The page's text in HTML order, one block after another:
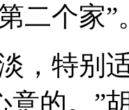
二个家”
特别适
意的。”